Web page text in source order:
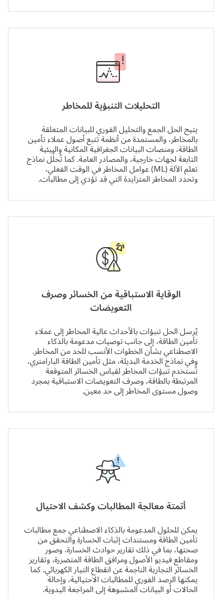
التحليلات التنبؤية للمخاطر
يتيح الحل الجمع والتحليل الفوري للبيانات المتعلقة
بالمخاطر، والمستمدة من أنظمة تتبع أصول عملاء تأمين
الطاقة، ومنصات البيانات الجغرافية المكانية والبيئية
التابعة لجهات خارجية، والمصادر العامة. كما تُحلِّل نماذج
تعلم الآلة (ML) عوامل المخاطر في الوقت الفعلي،
وتحدد المخاطر المتزايدة التي قد تؤدي إلى مطالبات.
الوقاية الاستباقية من الخسائر وصرف
التعويضات
يُرسل الحل تنبؤات بالأحداث عالية المخاطر إلى عملاء
تأمين الطاقة، إلى جانب توصيات مدعومة بالذكاء
الاصطناعي بشأن الخطوات الأنسب للحد من المخاطر.
وفي نماذج الخدمة البديلة، مثل تأمين الطاقة البارامتري،
تُستخدم تنبؤات المخاطر لقياس الخسائر المتوقعة
المرتبطة بالطاقة، وصرف التعويضات الاستباقية بمجرد
وصول مستوى المخاطر إلى حد معين.
أتمتة معالجة المطالبات وكشف الاحتيال
يمكن للحلول المدعومة بالذكاء الاصطناعي جمع مطالبات
تأمين الطاقة ومستندات إثبات الخسارة والتحقق من
صحتها، بما في ذلك تقارير حوادث الخسارة، وصور
ومقاطع فيديو الأصول ومرافق الطاقة المتضررة، وتقارير
الخسائر التجارية الناجمة عن انقطاع التيار الكهربائي. كما
يمكنها الرصد الفوري للمطالبات الاحتيالية، وإحالة
الحالات أو البيانات المشبوهة إلى المراجعة اليدوية.